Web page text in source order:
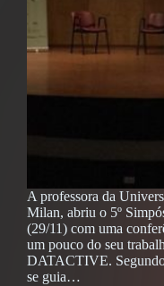
A professora da
Milan, abriu o 5º
(29/11) com uma
um pouco do seu
DATACTIVE.
se guia…